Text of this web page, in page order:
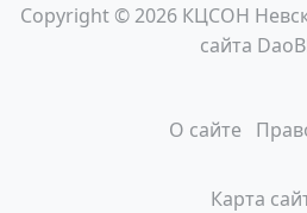
Copyright © 2026 КЦСОН
сайта
О сайте
Карта